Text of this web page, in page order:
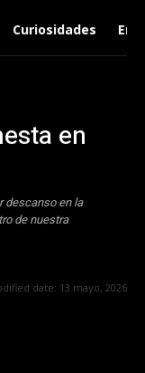
Curiosidades
en
descanso en la
de nuestra
date: 13 mayo, 2026